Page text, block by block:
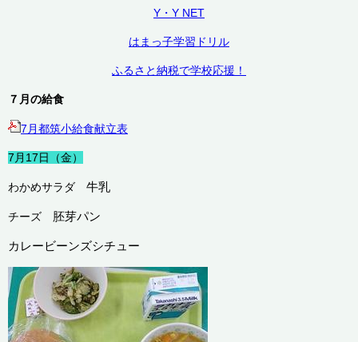
Y・Y NET
はまっ子学習ドリル
ふるさと納税で学校応援！
７月の給食
7月都筑小給食献立表
7月17日（金）
わかめサラダ 牛乳
チーズ 胚芽パン
カレービーンズシチュー